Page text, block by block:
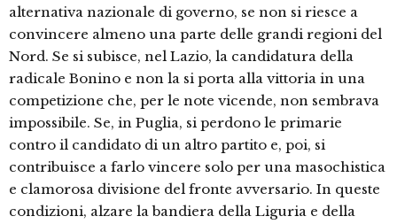
alternativa nazionale di governo, se non si riesce a
convincere almeno una parte delle grandi regioni del
Nord. Se si subisce, nel Lazio, la candidatura della
radicale Bonino e non la si porta alla vittoria in una
competizione che, per le note vicende, non sembrava
impossibile. Se, in Puglia, si perdono le primarie
contro il candidato di un altro partito e, poi, si
contribuisce a farlo vincere solo per una masochistica
e clamorosa divisione del fronte avversario. In queste
condizioni, alzare la bandiera della Liguria e della